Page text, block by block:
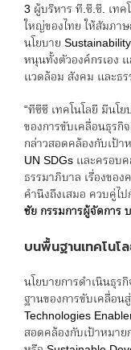
3 ผู้บริหาร ที.ซี.ซี. เทค
ใหญ่ของไทย ให้สัมภา
นโยบาย
หนุนทั้งตัวองค์กรเอง
แวดล้อม สังคม และธ
“ทีซีซี เทคโนโลยี มีนโ
ของการขับเคลื่อนธุรกิ
กล่าวสอดคล้องกับเป้
UN SDGs และครอบ
ธรรมาภิบาล เรื่องขอ
คำนึงถึงเสมอ ควบคู่ไ
ชัย กรรมการผู้จัดการ
บนพื้นฐานเทคโนโ
นโยบายการดำเนินธุร
ฐานของการขับเคลื่อน
Technologies
สอดคล้องกับเป้าหมา